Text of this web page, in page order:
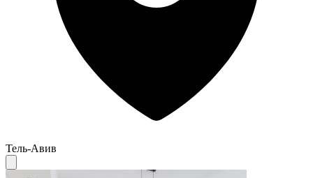
Тель-Авив